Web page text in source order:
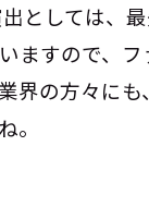
としては、
ますので、
界の方々に
。